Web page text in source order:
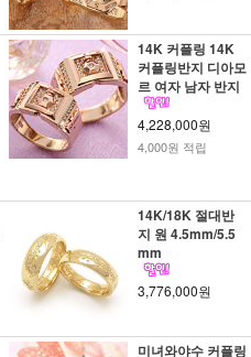
14K 커플링 14K
커플링반지 디아모
르 여자 남자 반지
4,228,000원
4,000원 적립
14K/18K 절대반
지 원 4.5mm/5.5
mm
3,776,000원
미녀와야수 커플링